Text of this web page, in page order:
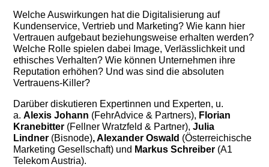
Welche Auswirkungen hat die Digitalisierung auf
Kundenservice, Vertrieb und Marketing? Wie kann hier
Vertrauen aufgebaut beziehungsweise erhalten werden?
Welche Rolle spielen dabei Image, Verlässlichkeit und
ethisches Verhalten? Wie können Unternehmen ihre
Reputation erhöhen? Und was sind die absoluten
Vertrauens-Killer?
Darüber diskutieren Expertinnen und Experten, u.
a. Alexis Johann (FehrAdvice & Partners), Florian
Kranebitter (Fellner Wratzfeld & Partner), Julia
Lindner (Bisnode), Alexander Oswald (Österreichische
Marketing Gesellschaft) und Markus Schreiber (A1
Telekom Austria).